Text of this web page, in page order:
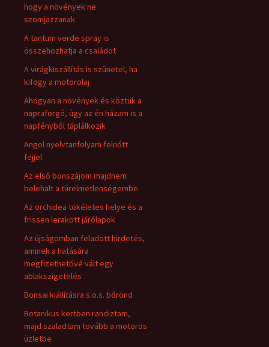
hogy a növények ne
szomjazzanak
A tantum verde spray is
összehozhatja a családot
A virágkiszállítás is szünetel, ha
kifogy a motorolaj
Ahogyan a növények és köztük a
napraforgó, úgy az én házam is a
napfényből táplálkozik
Angol nyelvtanfolyam felnőtt
fejjel
Az első bonszájom majdnem
belehalt a türelmetlenségembe
Az orchidea tökéletes helye és a
frissen lerakott járólapok
Az újságomban feladott hirdetés,
aminek a hatására
megfizethetővé vált egy
ablakszigetelés
Bonsai kiállításra s.o.s. bőrönd
Botanikus kertben randiztam,
majd szaladtam tovább a motoros
üzletbe